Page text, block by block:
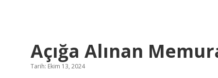
Açığa Alınan
Tarih: Ekim 13, 2024